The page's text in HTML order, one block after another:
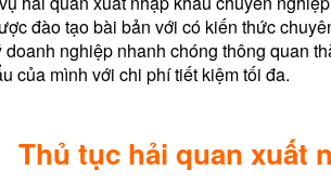
đào tạo bài bản với có kiến thức
nghiệp nhanh chóng thông quan
của mình với chi phí tiết kiệm tối đa.
Thủ tục hải quan xuất